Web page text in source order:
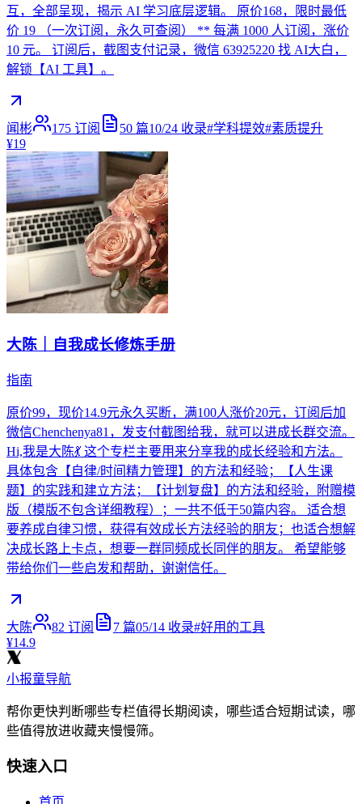
互，全部呈现，揭示 AI 学习底层逻辑。 原价168，限时最低
价 19 （一次订阅，永久可查阅） ** 每满 1000 人订阅，涨价
10 元。 订阅后，截图支付记录，微信 63925220 找 AI大白，
解锁【AI 工具】。
闻彬 175 订阅 50 篇10/24 收录#学科提效#素质提升
¥19
大陈｜自我成长修炼手册
指南
原价99，现价14.9元永久买断，满100人涨价20元，订阅后加
微信Chenchenya81，发支付截图给我，就可以进成长群交流。
Hi,我是大陈💃 这个专栏主要用来分享我的成长经验和方法。
具体包含【自律/时间精力管理】的方法和经验；【人生课
题】的实践和建立方法；【计划复盘】的方法和经验，附赠模
版（模版不包含详细教程）；一共不低于50篇内容。 适合想
要养成自律习惯，获得有效成长方法经验的朋友；也适合想解
决成长路上卡点，想要一群同频成长同伴的朋友。 希望能够
带给你们一些启发和帮助，谢谢信任。
大陈 82 订阅 7 篇05/14 收录#好用的工具
¥14.9
小报童导航
帮你更快判断哪些专栏值得长期阅读，哪些适合短期试读，哪
些值得放进收藏夹慢慢筛。
快速入口